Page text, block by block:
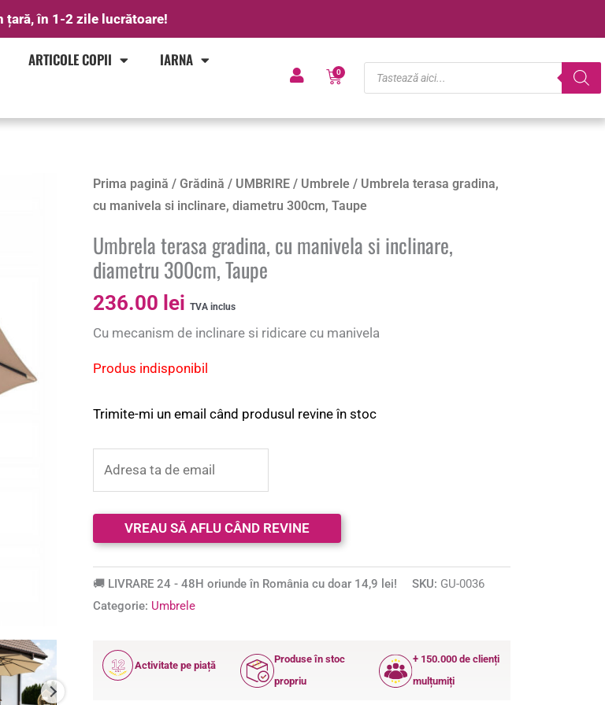
țară, în 1-2 zile lucrătoare!
ARTICOLE COPII
IARNA
0
Cart
Products
search
Prima pagină /Grădină / UMBRIRE / Umbrele / Umbrela terasa gradina,
cu manivela si inclinare, diametru 300cm, Taupe
Umbrela terasa gradina, cu manivela si inclinare,
diametru 300cm, Taupe
236.00 lei TVA inclus
Cu mecanism de inclinare si ridicare cu manivela
Produs indisponibil
Trimite-mi un email când produsul revine în stoc
🚚 LIVRARE 24 - 48H oriunde în România cu doar 14,9 lei! SKU: GU-0036
Categorie: Umbrele
12
ANI
Activitate pe piață
Produse în stoc
propriu
+ 150.000 de clienți
mulțumiți